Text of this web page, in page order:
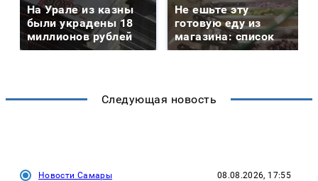
На Урале из казны
были украдены 18
миллионов рублей
Не ешьте эту
готовую еду из
магазина: список
Следующая новость
Новости Самары 08.08.2026, 17:55